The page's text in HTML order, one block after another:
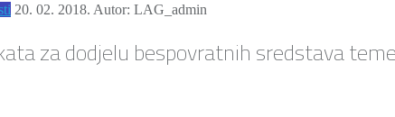
20. 02. 2018. Autor: LAG_admin
za dodjelu bespovratnih sredstava